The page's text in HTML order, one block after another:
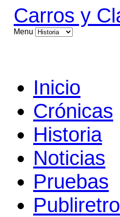
Carros y
Menu
Inicio
Crónicas
Historia
Noticias
Pruebas
Publiretro